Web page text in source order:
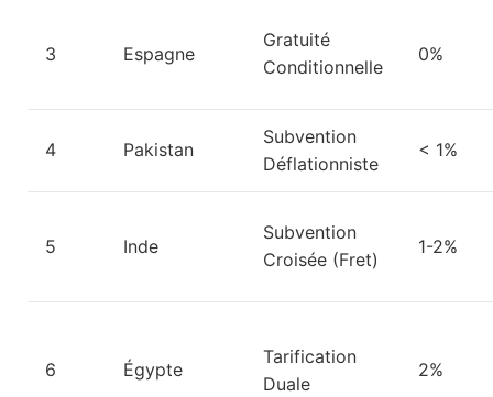
3 Espagne
Gratuité
Conditionnelle
0%
4 Pakistan
Subvention
Déflationniste
< 1%
5 Inde
Subvention
Croisée (Fret)
1-2%
6 Égypte
Tarification
Duale
2%